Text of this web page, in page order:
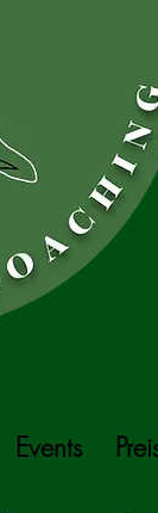
Events